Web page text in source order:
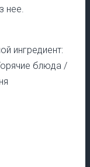
нее.
ингредиент:
блюда /